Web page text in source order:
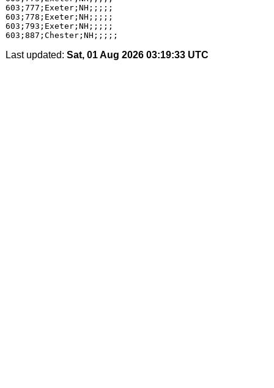
603;777;Exeter;NH;;;;;
603;778;Exeter;NH;;;;;
603;793;Exeter;NH;;;;;
Last updated: Sat, 01 Aug 2026 03:19:33 UTC